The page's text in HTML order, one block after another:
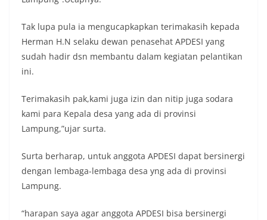
Tak lupa pula ia mengucapkapkan terimakasih kepada
Herman H.N selaku dewan penasehat APDESI yang
sudah hadir dsn membantu dalam kegiatan pelantikan
ini.
Terimakasih pak,kami juga izin dan nitip juga sodara
kami para Kepala desa yang ada di provinsi
Lampung,”ujar surta.
Surta berharap, untuk anggota APDESI dapat bersinergi
dengan lembaga-lembaga desa yng ada di provinsi
Lampung.
“harapan saya agar anggota APDESI bisa bersinergi